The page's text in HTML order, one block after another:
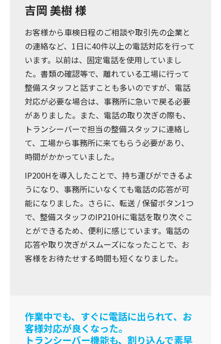
吉岡 美樹 様
お客様から車検日程のご相談や取引先の企業と
の連絡など、1日に40件以上の電話対応を行って
います。以前は、固定電話を使用していまし
た。書類の確認等で、離れている工場に行って
整備スタッフと話すことも多いのですが、電話
対応が必要な場合は、事務所に急いで戻る必要
がありました。また、電話の取り次ぎの際も、
トランシーバーで担当の整備スタッフに連絡し
て、工場から事務所に来てもらう必要があり、
時間がかかっていました。
IP200Hを導入したことで、持ち運びができるよ
うになり、事務所にいなくても電話の応答が可
能になりました。さらに、転送 / 保留ボタン1つ
で、整備スタッフのIP210Hに電話を取り次ぐこ
とができるため、便利に感じています。電話の
応答や取り次ぎがスムーズになったことで、お
客様をお待たせする時間も短くなりました。
作業中でも、すぐに電話に出られて、お
客様対応が良くなった。
トランシーバー機能も、割り込んで素早